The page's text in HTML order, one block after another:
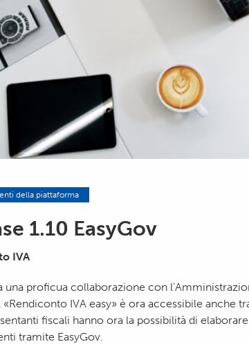
della piattaforma
1.10 EasyGov
IVA
una proficua collaborazione con
«Rendiconto IVA easy» è ora accessibile anche
fiscali hanno ora la possibilità di
tramite EasyGov.